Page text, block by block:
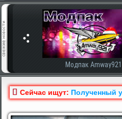
Модпак Amway921
Сейчас ищут: Полученный